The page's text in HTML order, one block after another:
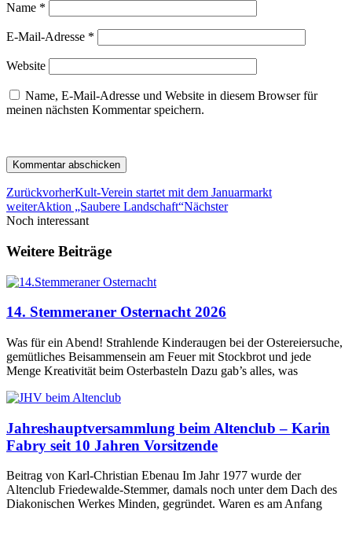
Name *
E-Mail-Adresse *
Website
Name, E-Mail-Adresse und Website in diesem Browser für
meinen nächsten Kommentar speichern.
ZurückvorherKult-Verein startet mit dem Januarmarkt
weiterAktion „Saubere Landschaft“Nächster
Noch interessant
Weitere Beiträge
14. Stemmeraner Osternacht 2026
Was für ein Abend! Strahlende Kinderaugen bei der Ostereiersuche,
gemütliches Beisammensein am Feuer mit Stockbrot und jede
Menge Kreativität beim Osterbasteln Dazu gab’s alles, was
Jahreshauptversammlung beim Altenclub – Karin
Fabry seit 10 Jahren Vorsitzende
Beitrag von Karl-Christian Ebenau Im Jahr 1977 wurde der
Altenclub Friedewalde-Stemmer, damals noch unter dem Dach des
Diakonischen Werkes Minden, gegründet. Waren es am Anfang